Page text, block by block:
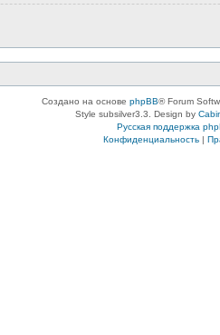
Создано на основе phpBB® Forum
Style subsilver3.3. Design by
Русская поддержка
Конфиденциальность|